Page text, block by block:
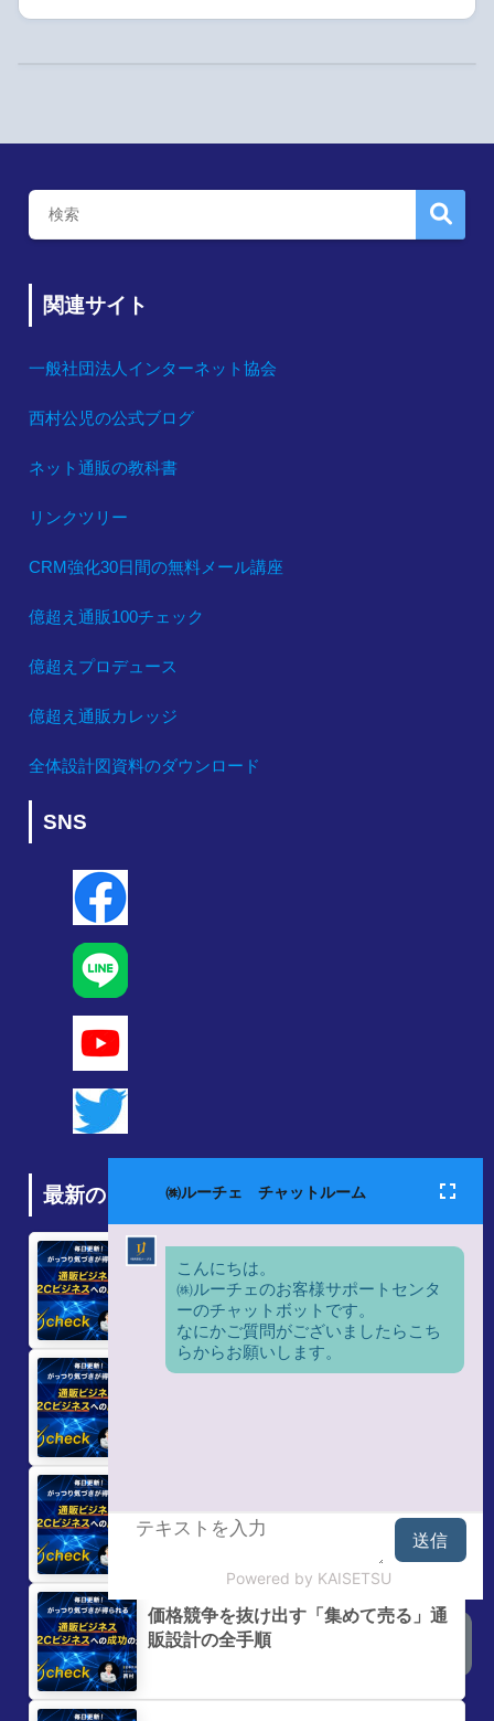
関連サイト
一般社団法人インターネット協会
西村公児の公式ブログ
ネット通販の教科書
リンクツリー
CRM強化30日間の無料メール講座
億超え通販100チェック
億超えプロデュース
億超え通販カレッジ
全体設計図資料のダウンロード
SNS
最新のコンテンツ
業種別データで見る機会損失2.85倍の
止血手順【2026年上半期調査】
頼で集めて売る設計手順
価格競争を抜け出す「集めて売る」通
販設計の全手順